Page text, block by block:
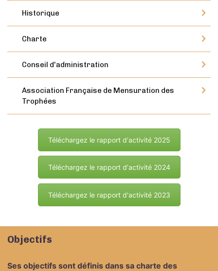
Téléchargez le rapport d'activité 2025
Téléchargez le rapport d'activité 2024
Téléchargez le rapport d'activité 2023
Objectifs
Ses objectifs sont définis dans sa charte des
Historique
Charte
Conseil d'administration
Association Française de Mensuration des
Trophées